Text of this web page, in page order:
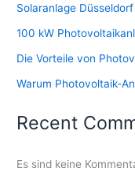
Solaranlage Düsseldorf
100 kW
Die Vorteile von
Warum Photovoltaik-
Recent
Es sind keine